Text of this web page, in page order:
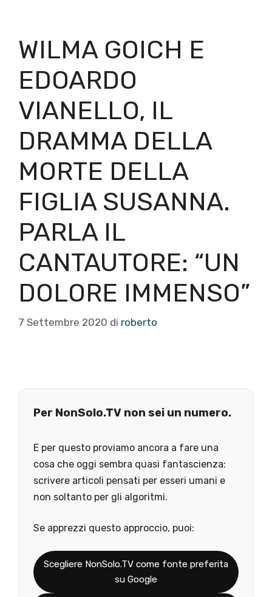
WILMA GOICH E
EDOARDO
VIANELLO, IL
DRAMMA DELLA
MORTE DELLA
FIGLIA SUSANNA.
PARLA IL
CANTAUTORE: “UN
DOLORE IMMENSO”
7 Settembre 2020 di roberto
Per NonSolo.TV non sei un numero.
E per questo proviamo ancora a fare una
cosa che oggi sembra quasi fantascienza:
scrivere articoli pensati per esseri umani e
non soltanto per gli algoritmi.
Se apprezzi questo approccio, puoi:
Scegliere NonSolo.TV come fonte preferita
su Google